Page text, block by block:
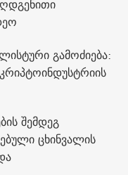
გამოძიება:
შემდეგ
ცხინვალის